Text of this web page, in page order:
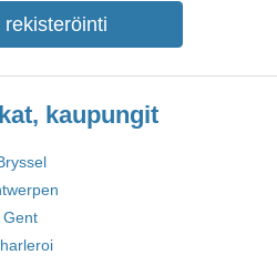
rekisteröinti
kaupungit
Gent